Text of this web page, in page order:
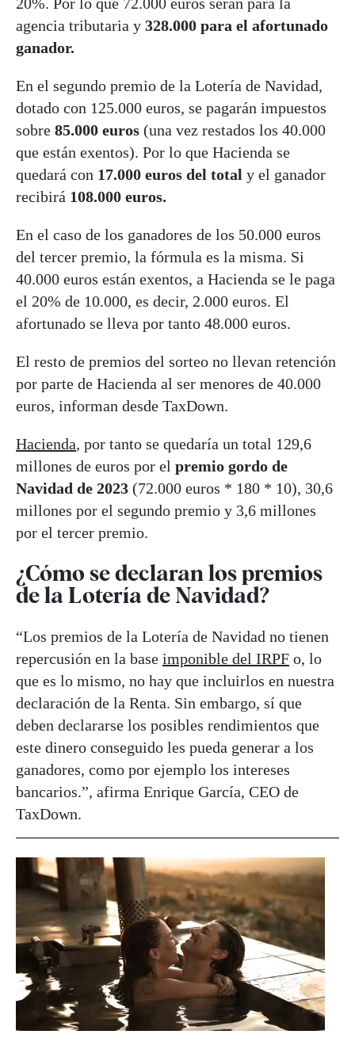
agencia tributaria y 328.000 para el afortunado
ganador.
En el segundo premio de la Lotería de Navidad,
dotado con 125.000 euros, se pagarán impuestos
sobre 85.000 euros (una vez restados los 40.000
que están exentos). Por lo que Hacienda se
quedará con 17.000 euros del total y el ganador
recibirá 108.000 euros.
En el caso de los ganadores de los 50.000 euros
del tercer premio, la fórmula es la misma. Si
40.000 euros están exentos, a Hacienda se le paga
el 20% de 10.000, es decir, 2.000 euros. El
afortunado se lleva por tanto 48.000 euros.
El resto de premios del sorteo no llevan retención
por parte de Hacienda al ser menores de 40.000
euros, informan desde TaxDown.
Hacienda, por tanto se quedaría un total 129,6
millones de euros por el premio gordo de
Navidad de 2023 (72.000 euros * 180 * 10), 30,6
millones por el segundo premio y 3,6 millones
por el tercer premio.
¿Cómo se declaran los premios
de la Lotería de Navidad?
“Los premios de la Lotería de Navidad no tienen
repercusión en la base imponible del IRPF o, lo
que es lo mismo, no hay que incluirlos en nuestra
declaración de la Renta. Sin embargo, sí que
deben declararse los posibles rendimientos que
este dinero conseguido les pueda generar a los
ganadores, como por ejemplo los intereses
bancarios.”, afirma Enrique García, CEO de
TaxDown.